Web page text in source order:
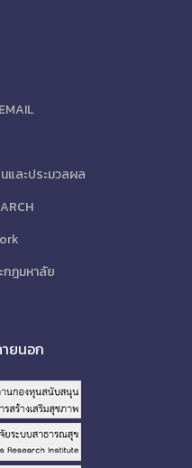
และประมวลผล
กฎมหาลัย
ยนอก